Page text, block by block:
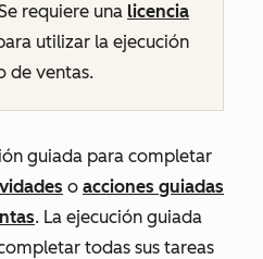
requiere una licencia
utilizar la ejecución
de ventas.
guiada para completar
o acciones guiadas
. La ejecución guiada
todas sus tareas